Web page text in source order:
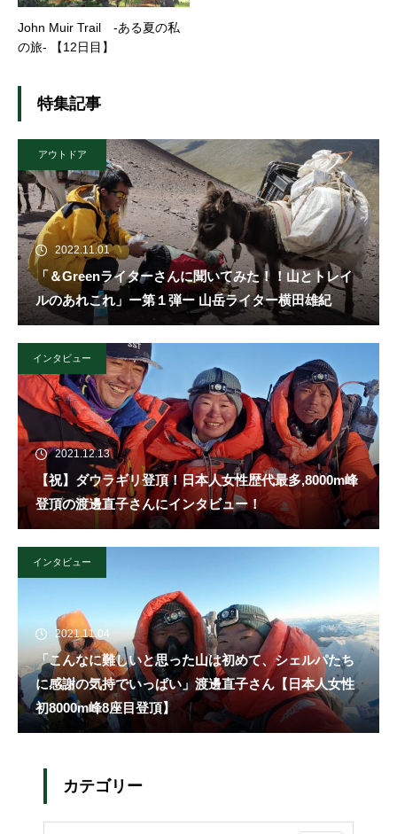
John Muir Trail -ある夏の私
の旅- 【12日目】
特集記事
アウトドア
2022.11.01
「＆Greenライターさんに聞いてみた！！山とトレイ
ルのあれこれ」ー第１弾ー 山岳ライター横田雄紀
インタビュー
2021.12.13
【祝】ダウラギリ登頂！日本人女性歴代最多,8000m峰
登頂の渡邊直子さんにインタビュー！
インタビュー
2021.11.04
「こんなに難しいと思った山は初めて、シェルパたち
に感謝の気持でいっぱい」渡邊直子さん【日本人女性
初8000m峰8座目登頂】
カテゴリー